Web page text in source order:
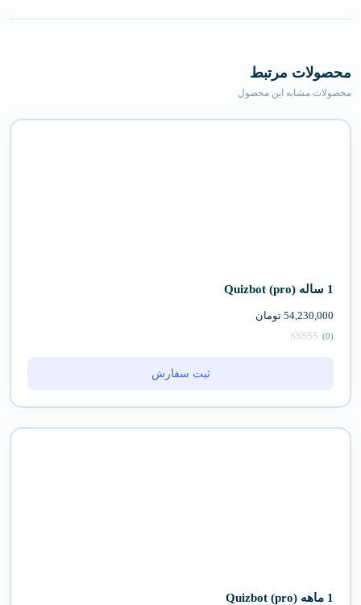
محصولات مرتبط
محصولات مشابه این محصول
1 ساله (pro) Quizbot
54,230,000 تومان
(0)
ثبت سفارش
1 ماهه (pro) Quizbot